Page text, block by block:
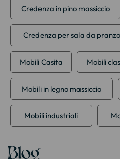
Credenza in pino massiccio
Credenza per sala da pranzo
Mobili Casita Mobili
Mobili in legno massiccio
Mobili industriali
Blog